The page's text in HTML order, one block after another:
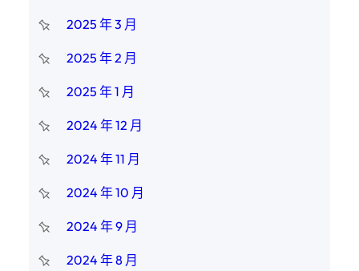
2025 年 3 月
2025 年 2 月
2025 年 1 月
2024 年 12 月
2024 年 11 月
2024 年 10 月
2024 年 9 月
2024 年 8 月